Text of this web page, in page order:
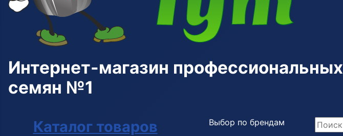
Интернет-магазин профессиональных
семян №1
Каталог товаров Выбор по брендам